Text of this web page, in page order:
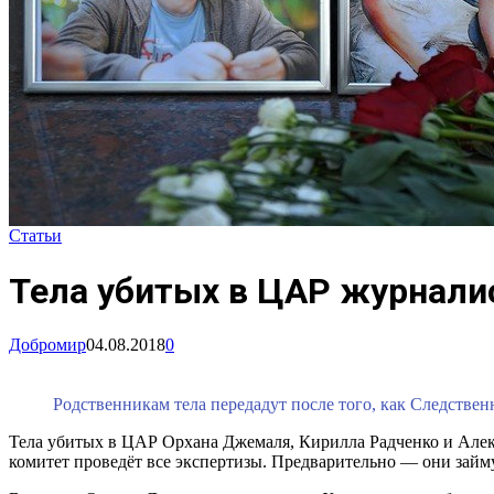
Статьи
Тела убитых в ЦАР
Добромир04.08.20180
Родственникам тела передадут после того, как
Тела убитых в ЦАР Орхана Джемаля, Кирилла Радченко и
комитет проведёт все экспертизы. Предварительно — они